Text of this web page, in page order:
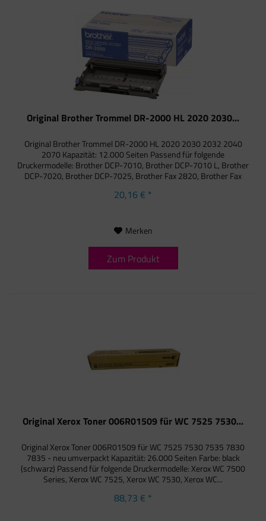
Original Brother Trommel DR-2000 HL 2020 2030...
Original Brother Trommel DR-2000 HL 2020 2030 2032 2040
2070 Kapazität: 12.000 Seiten Passend für folgende
Druckermodelle: Brother DCP-7010, Brother DCP-7010 L, Brother
DCP-7020, Brother DCP-7025, Brother Fax 2820, Brother Fax
20,16 € *
Merken
Zum Produkt
Original Xerox Toner 006R01509 für WC 7525 7530...
Original Xerox Toner 006R01509 für WC 7525 7530 7535 7830
7835 - neu umverpackt Kapazität: 26.000 Seiten Farbe: black
(schwarz) Passend für folgende Druckermodelle: Xerox WC 7500
Series, Xerox WC 7525, Xerox WC 7530, Xerox WC...
88,73 € *